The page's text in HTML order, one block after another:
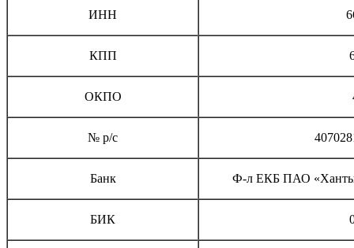
ИНН
КПП
ОКПО
№ р/с
Банк Ф-л ЕКБ ПАО
БИК